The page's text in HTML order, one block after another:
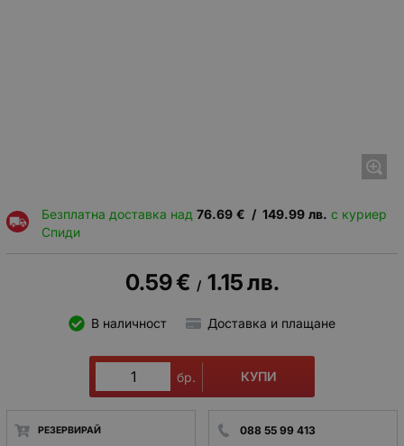
Безплатна доставка над 76.69 € / 149.99 лв. с куриер
Спиди
0.59€ / 1.15лв.
В наличност Доставка и плащане
бр. КУПИ
РЕЗЕРВИРАЙ 088 55 99 413